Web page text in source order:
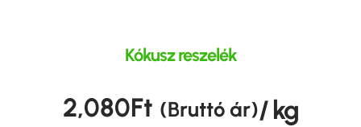
Kókusz reszelék
2,080Ft (Bruttó ár)/ kg